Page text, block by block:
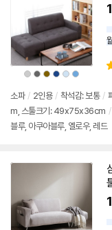
상
품
상
상
품
상
상
품
색
상
상
품
상
상
품
색
상
상
품
색
상
소파 / 2인용 / 착석감: 보통 /
m, 스툴크기: 49x75x36cm /
블루, 아쿠아블루, 옐로우, 레드